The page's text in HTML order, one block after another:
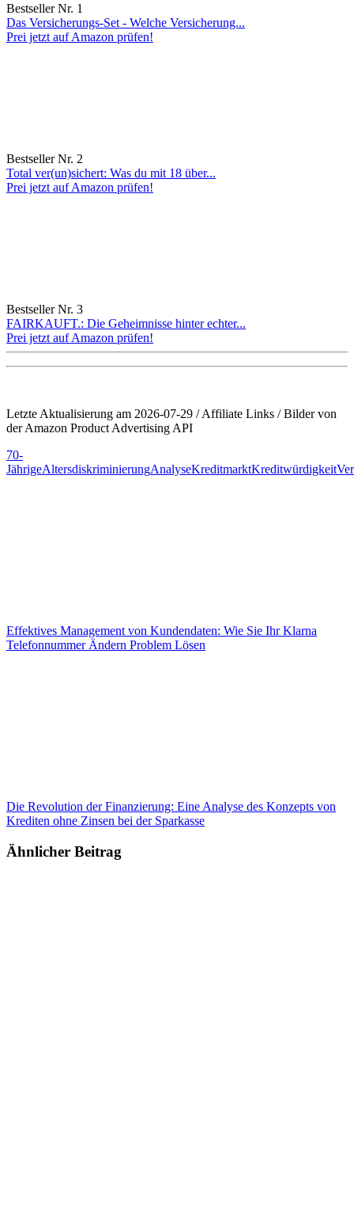
Bestseller Nr. 1
Das Versicherungs-Set - Welche Versicherung...
Prei jetzt auf Amazon prüfen!
Bestseller Nr. 2
Total ver(un)sichert: Was du mit 18 über...
Prei jetzt auf Amazon prüfen!
Bestseller Nr. 3
FAIRKAUFT.: Die Geheimnisse hinter echter...
Prei jetzt auf Amazon prüfen!
Letzte Aktualisierung am 2026-07-29 / Affiliate Links / Bilder von
der Amazon Product Advertising API
70-
JährigeAltersdiskriminierungAnalyseKreditmarktKreditwürdigkeit
Effektives Management von Kundendaten: Wie Sie Ihr Klarna
Telefonnummer Ändern Problem Lösen
Die Revolution der Finanzierung: Eine Analyse des Konzepts von
Krediten ohne Zinsen bei der Sparkasse
Ähnlicher Beitrag